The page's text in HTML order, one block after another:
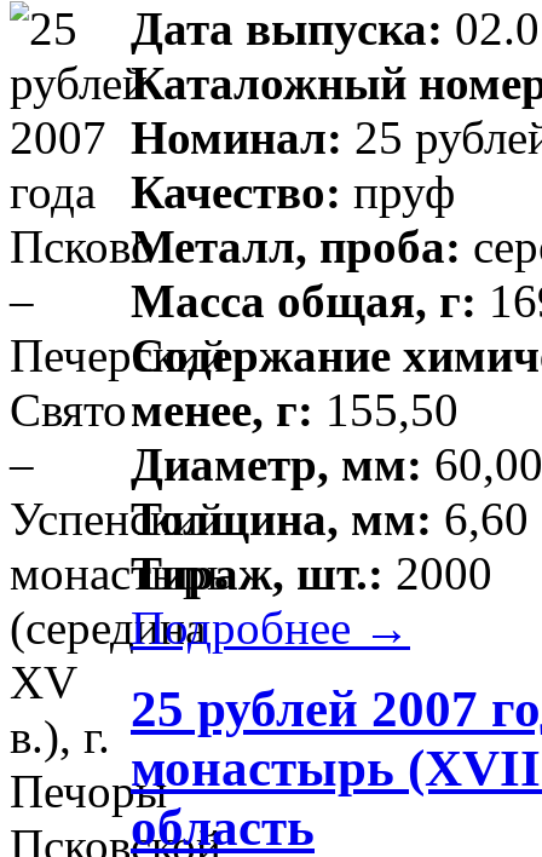
Дата выпуска:
Каталожный
Номинал: 25
Качество: пруф
Металл, проба:
Масса общая, г:
Содержание
менее, г: 155,50
Диаметр, мм:
Толщина, мм:
Тираж, шт.: 2000
Подробнее →
25 рублей 2007
монастырь (XVII
область